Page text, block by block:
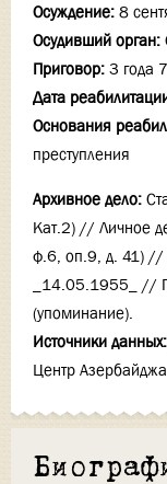
Осуждение: 8
Осудивший орган:
Приговор: 3 года
Дата
Основания
преступления
Архивное дело:
Кат.2) // Личное
ф.6, оп.9, д. 41) //
_14.05.1955_ //
(упоминание).
Источники данных:
Центр